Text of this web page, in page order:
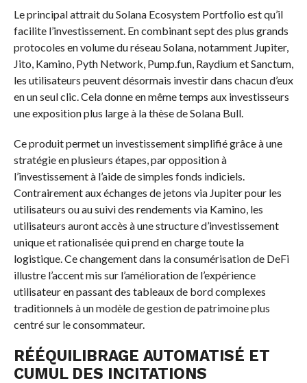
Le principal attrait du Solana Ecosystem Portfolio est qu’il
facilite l’investissement. En combinant sept des plus grands
protocoles en volume du réseau Solana, notamment Jupiter,
Jito, Kamino, Pyth Network, Pump.fun, Raydium et Sanctum,
les utilisateurs peuvent désormais investir dans chacun d’eux
en un seul clic. Cela donne en même temps aux investisseurs
une exposition plus large à la thèse de Solana Bull.
Ce produit permet un investissement simplifié grâce à une
stratégie en plusieurs étapes, par opposition à
l’investissement à l’aide de simples fonds indiciels.
Contrairement aux échanges de jetons via Jupiter pour les
utilisateurs ou au suivi des rendements via Kamino, les
utilisateurs auront accès à une structure d’investissement
unique et rationalisée qui prend en charge toute la
logistique. Ce changement dans la consumérisation de DeFi
illustre l’accent mis sur l’amélioration de l’expérience
utilisateur en passant des tableaux de bord complexes
traditionnels à un modèle de gestion de patrimoine plus
centré sur le consommateur.
RÉÉQUILIBRAGE AUTOMATISÉ ET
CUMUL DES INCITATIONS